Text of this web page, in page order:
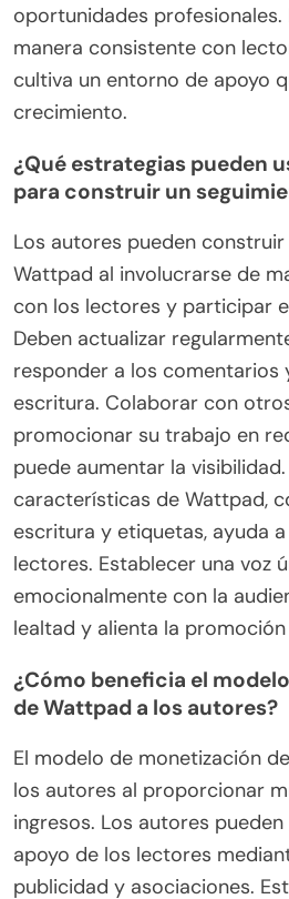
oportunidades profesionales.
manera consistente con
cultiva un entorno de apoyo
crecimiento.
¿Qué estrategias pueden
para construir un
Los autores pueden
Wattpad al involucrarse de
con los lectores y participar
Deben actualizar
responder a los comentarios
escritura. Colaborar con
promocionar su trabajo en
puede aumentar la
características de Wattpad,
escritura y etiquetas, ayuda
lectores. Establecer una voz
emocionalmente con la
lealtad y alienta la
¿Cómo beneficia el
de Wattpad a los autores?
El modelo de monetización
los autores al proporcionar
ingresos. Los autores
apoyo de los lectores
publicidad y asociaciones.